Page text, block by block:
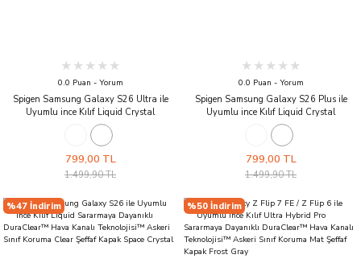
0.0 Puan - Yorum
Spigen Samsung Galaxy S26 Ultra ile
Uyumlu ince Kılıf Liquid Crystal
Sararmaya Dayanıklı DuraClear™ Hava
Kanalı Teknolojisi™ Askeri Sınıf Koruma
799,00 TL
1.499,90 TL
0.0 Puan - Yorum
Spigen Samsung Galaxy S26 Plus ile
Uyumlu ince Kılıf Liquid Crystal
Sararmaya Dayanıklı DuraClear™ Hava
Kanalı Teknolojisi™ Askeri Sınıf Koruma
799,00 TL
1.499,90 TL
%47 İndirim %50 İndirim